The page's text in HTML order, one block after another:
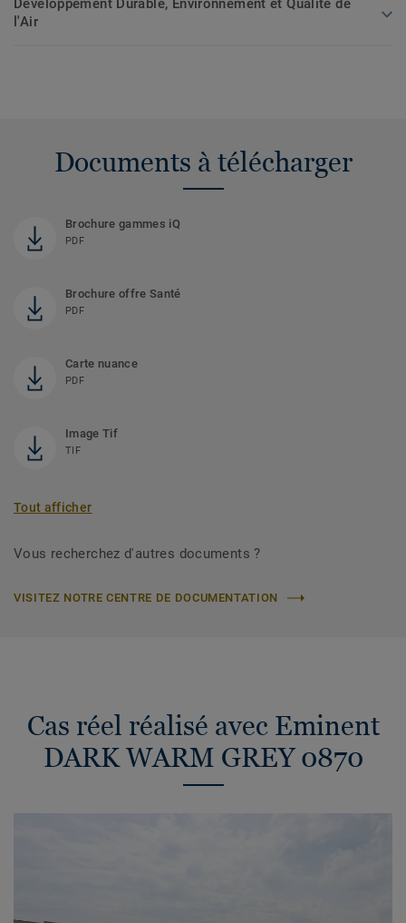
Développement Durable, Environnement et Qualité de
l'Air
Documents à télécharger
Brochure gammes iQ
PDF
Brochure offre Santé
PDF
Carte nuance
PDF
Image Tif
TIF
Tout afficher
Vous recherchez d'autres documents ?
VISITEZ NOTRE CENTRE DE DOCUMENTATION
Cas réel réalisé avec Eminent
DARK WARM GREY 0870